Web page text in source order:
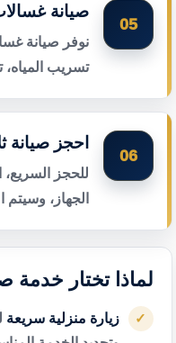
05
صيانة
نوفر صيانة
تسريب
06
احجز صيانة
للحجز السريع،
الجهاز،
لماذا تختار خدمة
✓ زيارة منزلية سريعة